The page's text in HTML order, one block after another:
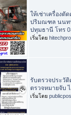
ให้เช่าเครื่องตั
ปริมณฑล นนท
ปทุมธานี โทร
เริ่มโดย
รับตรวจประวั
ตรวจหมายจับ
เริ่มโดย